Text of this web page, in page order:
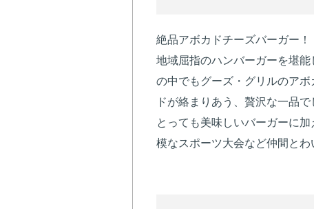
絶品アボカドチーズバーガー！
地域屈指のハンバーガーを堪
の中でもグーズ・グリルのア
ドが絡まりあう、贅沢な一品
とっても美味しいバーガーに
模なスポーツ大会など仲間とわ